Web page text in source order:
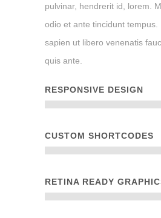
pulvinar, hendrerit id, lorem.
odio et ante tincidunt tempus.
sapien ut libero venenatis
quis ante.
RESPONSIVE DESIGN
CUSTOM SHORTCODES
RETINA READY